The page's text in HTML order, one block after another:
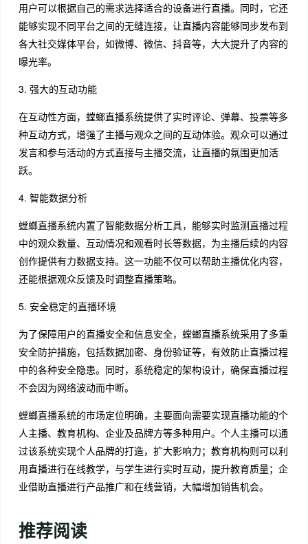
用户可以根据自己的需求选择适合的设备进行直播。同时，它还
能够实现不同平台之间的无缝连接，让直播内容能够同步发布到
各大社交媒体平台，如微博、微信、抖音等，大大提升了内容的
曝光率。
3. 强大的互动功能
在互动性方面，螳螂直播系统提供了实时评论、弹幕、投票等多
种互动方式，增强了主播与观众之间的互动体验。观众可以通过
发言和参与活动的方式直接与主播交流，让直播的氛围更加活
跃。
4. 智能数据分析
螳螂直播系统内置了智能数据分析工具，能够实时监测直播过程
中的观众数量、互动情况和观看时长等数据，为主播后续的内容
创作提供有力数据支持。这一功能不仅可以帮助主播优化内容，
还能根据观众反馈及时调整直播策略。
5. 安全稳定的直播环境
为了保障用户的直播安全和信息安全，螳螂直播系统采用了多重
安全防护措施，包括数据加密、身份验证等，有效防止直播过程
中的各种安全隐患。同时，系统稳定的架构设计，确保直播过程
不会因为网络波动而中断。
螳螂直播系统的市场定位明确，主要面向需要实现直播功能的个
人主播、教育机构、企业及品牌方等多种用户。个人主播可以通
过该系统实现个人品牌的打造，扩大影响力；教育机构则可以利
用直播进行在线教学，与学生进行实时互动，提升教育质量；企
业借助直播进行产品推广和在线营销，大幅增加销售机会。
推荐阅读